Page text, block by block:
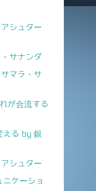
シュター
サナンダ
マラ・サ
が合流する
える by 銀
シュター
ケーショ